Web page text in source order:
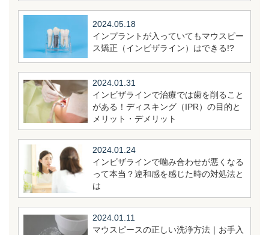
2024.05.18
インプラントが入っていてもマウスピー
ス矯正（インビザライン）はできる!?
2024.01.31
インビザラインで治療では歯を削ること
がある！ディスキング（IPR）の目的と
メリット・デメリット
2024.01.24
インビザラインで噛み合わせが悪くなる
って本当？違和感を感じた時の対処法と
は
2024.01.11
マウスピースの正しい洗浄方法｜お手入